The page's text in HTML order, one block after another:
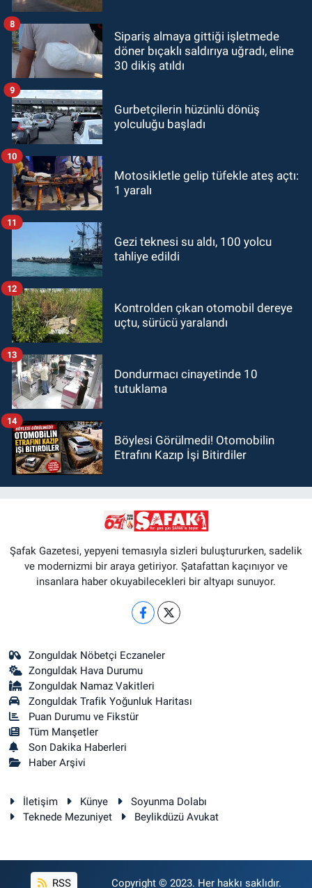
Sipariş almaya gittiği işletmede
döner bıçaklı saldırıya uğradı, eline
30 dikiş atıldı
8
Gurbetçilerin hüzünlü dönüş
yolculuğu başladı
9
Motosikletle gelip tüfekle ateş açtı:
1 yaralı
10
Gezi teknesi su aldı, 100 yolcu
tahliye edildi
11
Kontrolden çıkan otomobil dereye
uçtu, sürücü yaralandı
12
Dondurmacı cinayetinde 10
tutuklama
13
Böylesi Görülmedi! Otomobilin
Etrafını Kazıp İşi Bitirdiler
14
Şafak Gazetesi, yepyeni temasıyla sizleri buluştururken, sadelik
ve modernizmi bir araya getiriyor. Şatafattan kaçınıyor ve
insanlara haber okuyabilecekleri bir altyapı sunuyor.
Zonguldak Nöbetçi Eczaneler
Zonguldak Hava Durumu
Zonguldak Namaz Vakitleri
Zonguldak Trafik Yoğunluk Haritası
Puan Durumu ve Fikstür
Tüm Manşetler
Son Dakika Haberleri
Haber Arşivi
İletişim Künye
Soyunma Dolabı
Teknede Mezuniyet
Beylikdüzü Avukat
RSS Copyright © 2023. Her hakkı saklıdır.